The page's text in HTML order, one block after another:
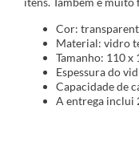
Cor:
Material: vidro
Tamanho: 110 x
Espessura do
Capacidade de
A entrega inclui